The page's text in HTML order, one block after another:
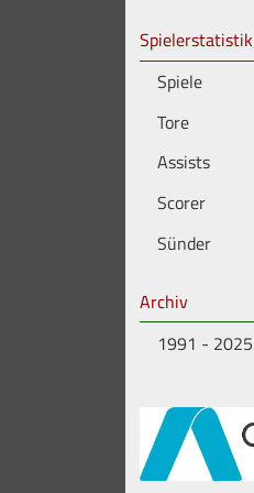
Spielerstatistik
Spiele
Tore
Assists
Scorer
Sünder
Archiv
1991 - 2025